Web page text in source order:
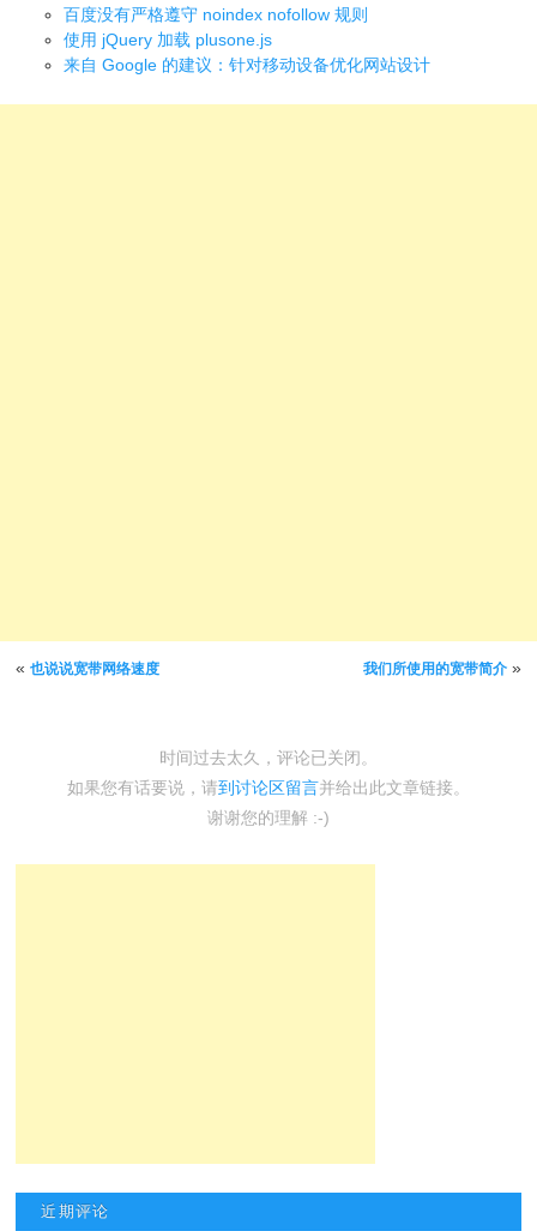
百度没有严格遵守 noindex nofollow 规则
使用 jQuery 加载 plusone.js
来自 Google 的建议：针对移动设备优化网站设计
文章导航
«也说说宽带网络速度 我们所使用的宽带简介»
时间过去太久，评论已关闭。
如果您有话要说，请到讨论区留言并给出此文章链接。
谢谢您的理解 :-)
近期评论